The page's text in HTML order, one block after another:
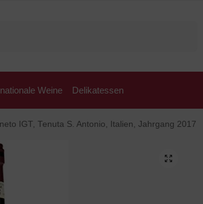
Weine Delikatessen
IGT, Tenuta S. Antonio, Italien, Jahrgang 2017